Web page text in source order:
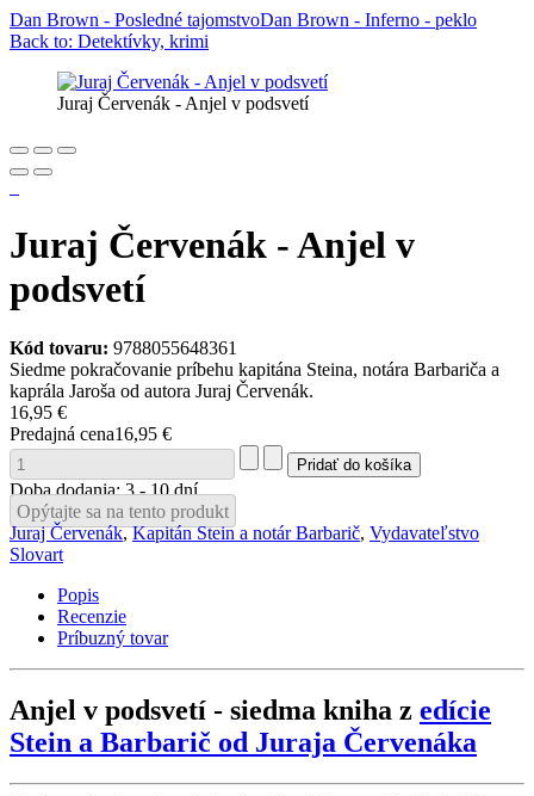
Dan Brown - Posledné tajomstvoDan Brown - Inferno - peklo
Back to: Detektívky, krimi
Juraj Červenák - Anjel v podsvetí
Juraj Červenák - Anjel v
podsvetí
Kód tovaru: 9788055648361
Siedme pokračovanie príbehu kapitána Steina, notára Barbariča a
kaprála Jaroša od autora Juraj Červenák.
16,95 €
Predajná cena16,95 €
Doba dodania: 3 - 10 dní
Opýtajte sa na tento produkt
Juraj Červenák,Kapitán Stein a notár Barbarič, Vydavateľstvo
Slovart
Popis
Recenzie
Príbuzný tovar
Anjel v podsvetí - siedma kniha z edície
Stein a Barbarič od Juraja Červenáka